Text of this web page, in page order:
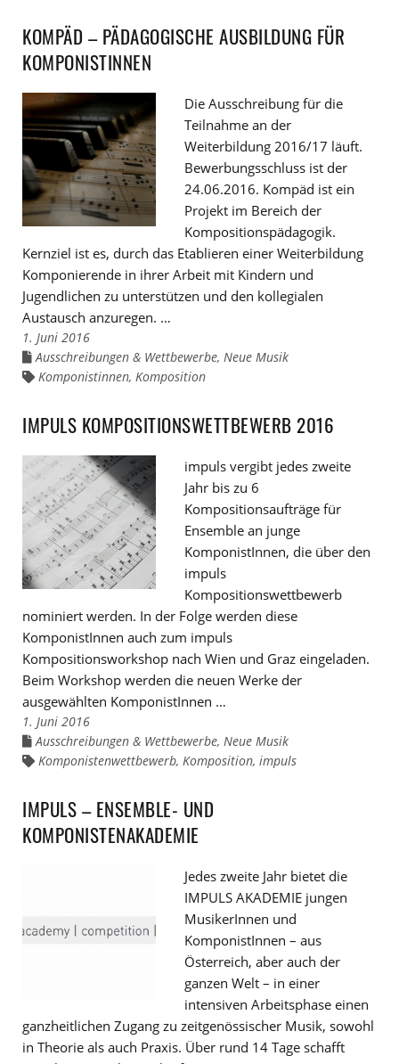
KOMPÄD – PÄDAGOGISCHE AUSBILDUNG FÜR
KOMPONISTINNEN
Die Ausschreibung für die
Teilnahme an der
Weiterbildung 2016/17 läuft.
Bewerbungsschluss ist der
24.06.2016. Kompäd ist ein
Projekt im Bereich der
Kompositionspädagogik.
Kernziel ist es, durch das Etablieren einer Weiterbildung
Komponierende in ihrer Arbeit mit Kindern und
Jugendlichen zu unterstützen und den kollegialen
Austausch anzuregen. …
1. Juni 2016
Links
den
Ausschreibungen & Wettbewerbe, Neue Musik
Links
Komponistinnen, Komposition
IMPULS KOMPOSITIONSWETTBEWERB 2016
impuls vergibt jedes zweite
Jahr bis zu 6
Kompositionsaufträge für
Ensemble an junge
KomponistInnen, die über den
impuls
Kompositionswettbewerb
nominiert werden. In der Folge werden diese
KomponistInnen auch zum impuls
Kompositionsworkshop nach Wien und Graz eingeladen.
Beim Workshop werden die neuen Werke der
ausgewählten KomponistInnen …
1. Juni 2016
Links
den
Ausschreibungen & Wettbewerbe, Neue Musik
Links
Komponistenwettbewerb, Komposition, impuls
IMPULS – ENSEMBLE- UND
KOMPONISTENAKADEMIE
Jedes zweite Jahr bietet die
IMPULS AKADEMIE jungen
MusikerInnen und
KomponistInnen – aus
Österreich, aber auch der
ganzen Welt – in einer
intensiven Arbeitsphase einen
ganzheitlichen Zugang zu zeitgenössischer Musik, sowohl
in Theorie als auch Praxis. Über rund 14 Tage schafft